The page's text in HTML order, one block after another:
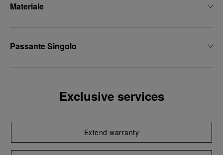
Materiale
Passante Singolo
Exclusive services
Extend warranty